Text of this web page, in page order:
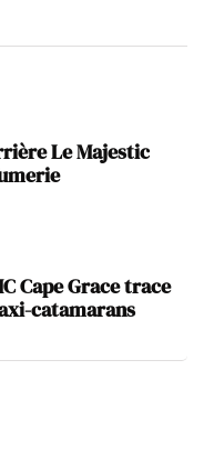
Le Majestic
Cape Grace trace
catamarans